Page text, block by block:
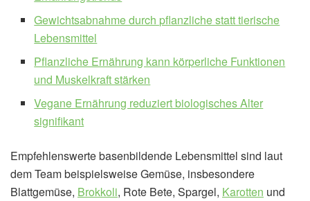
Gewichtsabnahme durch pflanzliche statt tierische
Lebensmittel
Pflanzliche Ernährung kann körperliche Funktionen
und Muskelkraft stärken
Vegane Ernährung reduziert biologisches Alter
signifikant
Empfehlenswerte basenbildende Lebensmittel sind laut
dem Team beispielsweise Gemüse, insbesondere
Blattgemüse, Brokkoli, Rote Bete, Spargel, Karotten und